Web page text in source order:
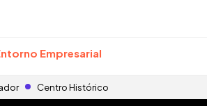
Empresarial
Centro Histórico